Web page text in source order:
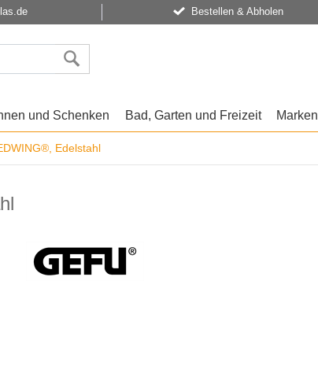
Bestellen & Abholen
und Schenken Bad, Garten und Freizeit Marken
Edelstahl